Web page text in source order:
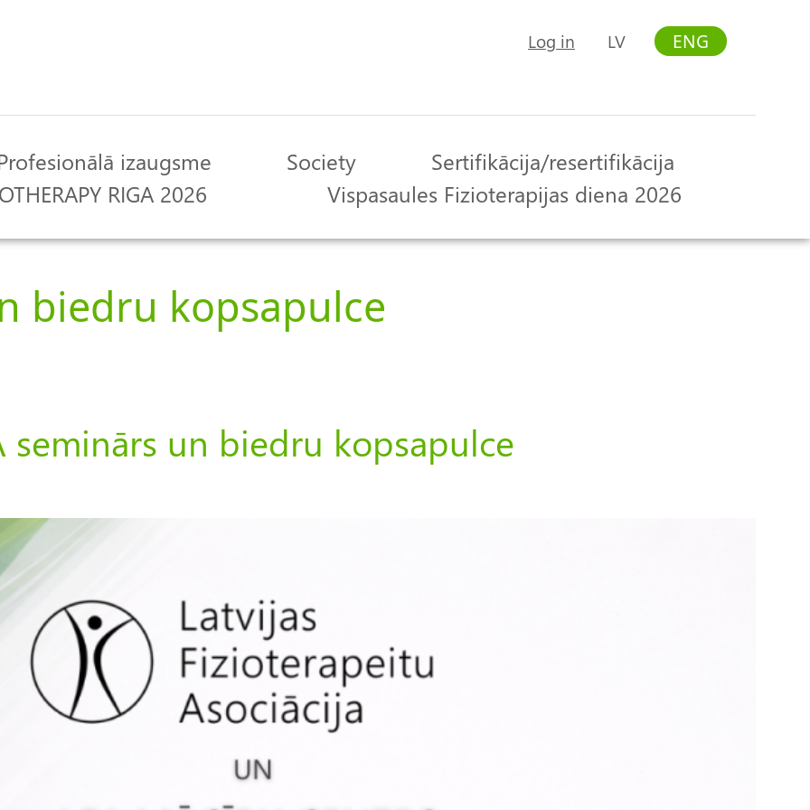
User
account
menu
Log in LV ENG
izaugsme Society
Sertifikācija/resertifikācija
RIGA 2026
Vispasaules Fizioterapijas diena 2026
biedru kopsapulce
seminārs un biedru kopsapulce